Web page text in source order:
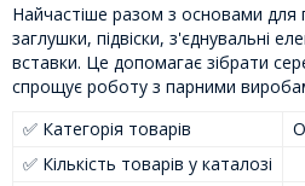
Найчастіше разом з основами для
заглушки, підвіски, з'єднувальні
вставки. Це допомагає зібрати
спрощує роботу з парними
✅ Категорія товарів
✅ Кількість товарів у каталозі